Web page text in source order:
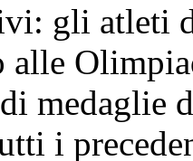
gli atleti
alle
medaglie
i